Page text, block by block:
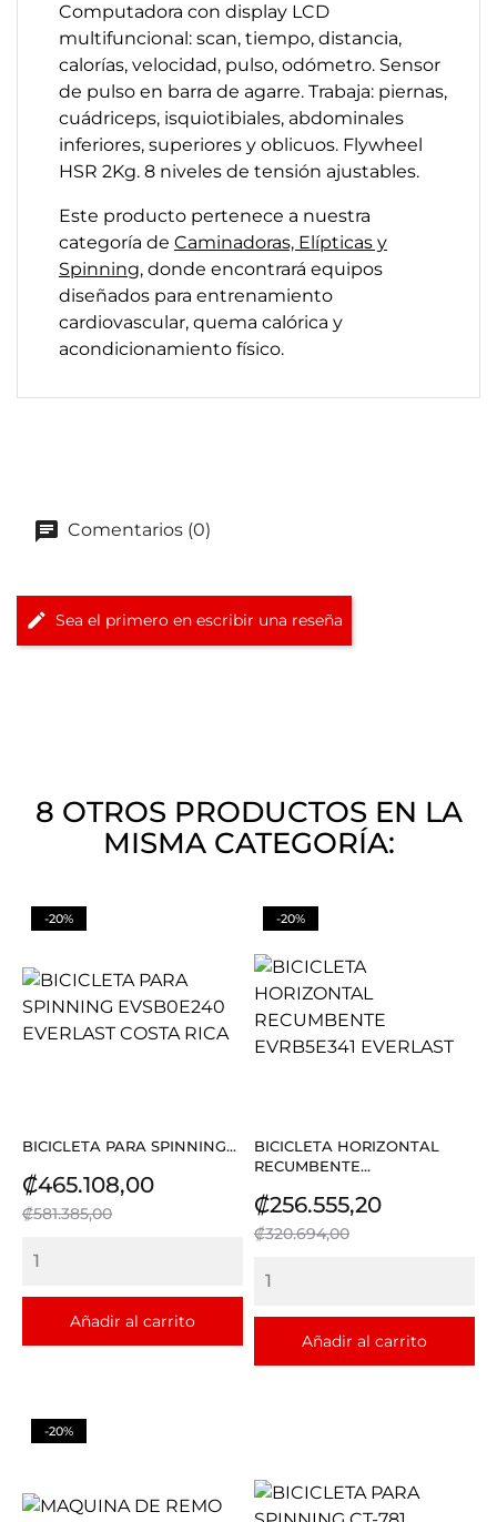
Computadora con display LCD
multifuncional: scan, tiempo, distancia,
calorías, velocidad, pulso, odómetro. Sensor
de pulso en barra de agarre. Trabaja: piernas,
cuádriceps, isquiotibiales, abdominales
inferiores, superiores y oblicuos. Flywheel
HSR 2Kg. 8 niveles de tensión ajustables.
Este producto pertenece a nuestra
categoría de Caminadoras, Elípticas y
Spinning, donde encontrará equipos
diseñados para entrenamiento
cardiovascular, quema calórica y
acondicionamiento físico.
Comentarios (0)
Sea el primero en escribir una reseña
8 OTROS PRODUCTOS EN LA
MISMA CATEGORÍA:
BICICLETA PARA SPINNING...
Precio
₡465.108,00Precio
₡581.385,00
Añadir al carrito
-20%
BICICLETA HORIZONTAL
RECUMBENTE...
Precio
₡256.555,20Precio
₡320.694,00
Añadir al carrito
-20%
-20%